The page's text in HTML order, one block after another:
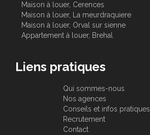
Maison à louer, Cerences
Maison à louer, La meurdraquiere
Maison à louer, Orval sur sienne
Appartement à louer, Brehal
Liens pratiques
Qui sommes-nous
Nos agences
Conseils et infos pratiques
Recrutement
Contact